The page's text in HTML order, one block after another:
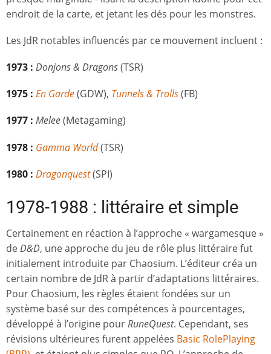
endroit de la carte, et jetant les dés pour les monstres.
Les JdR notables influencés par ce mouvement incluent :
1973 : Donjons & Dragons(TSR)
1975 : En Garde(GDW), Tunnels & Trolls(FB)
1977 : Melee(Metagaming)
1978 : Gamma World(TSR)
1980 : Dragonquest(SPI)
1978-1988 : littéraire et simple
Certainement en réaction à l’approche « wargamesque »
deD&D, une approche du jeu de rôle plus littéraire fut
initialement introduite par Chaosium. L’éditeur créa un
certain nombre de JdR à partir d’adaptations littéraires.
Pour Chaosium, les règles étaient fondées sur un
système basé sur des compétences à pourcentages,
développé à l’origine pourRuneQuest. Cependant, ses
révisions ultérieures furent appelées Basic RolePlaying